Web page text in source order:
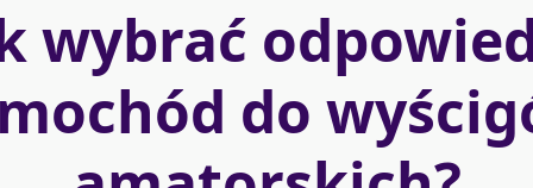
wybrać
do